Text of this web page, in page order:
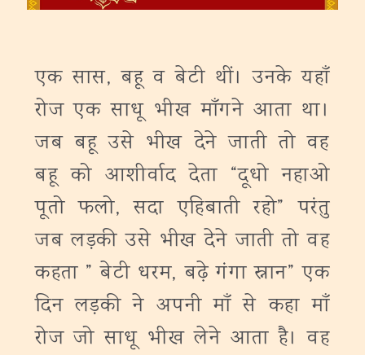
एक सास, बहू व बेटी थीं। उनके यहाँ
रोज एक साधू भीख माँगने आता था।
जब बहू उसे भीख देने जाती तो वह
बहू को आशीर्वाद देता “दूधो नहाओ
पूतो फलो, सदा एहिबाती रहो” परंतु
जब लड़की उसे भीख देने जाती तो वह
कहता ” बेटी धरम, बढ़े गंगा स्नान” एक
दिन लड़की ने अपनी माँ से कहा माँ
रोज जो साधू भीख लेने आता है। वह